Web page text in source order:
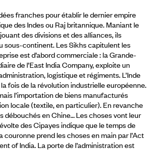
franches pour établir le dernier empire
des Indes ou Raj britannique. Maniant le
des divisions et des alliances, ils
sous-continent. Les Sikhs capitulent les
est d’abord commerciale : la Grande-
de l’East India Company, exploite un
logistique et régiments. L’Inde
fois de la révolution industrielle européenne.
l’importation de biens manufacturés
locale (textile, en particulier). En revanche
débouchés en Chine… Les choses vont leur
des Cipayes indique que le temps de
couronne prend les choses en main par l’Act
of India. La porte de l’administration est